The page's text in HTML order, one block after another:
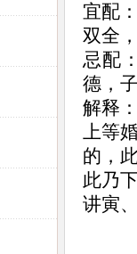
宜配
双全
忌配
德，
解释
上等
的，
此乃
讲寅